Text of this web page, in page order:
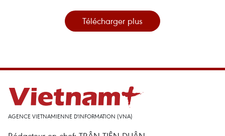
Télécharger plus
AGENCE VIETNAMIENNE D'INFORMATION (VNA)